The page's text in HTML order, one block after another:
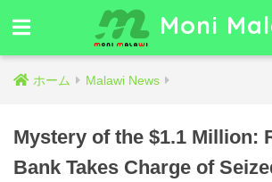
Moni
ホーム Malawi News
Mystery of the $1.1 Million:
Bank Takes Charge of